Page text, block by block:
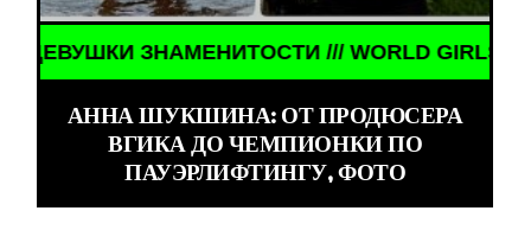
ЗНАМЕНИТОСТИ /// WORLD GIRLS ///
АННА ШУКШИНА: ОТ ПРОДЮСЕРА
ВГИКА ДО ЧЕМПИОНКИ ПО
ПАУЭРЛИФТИНГУ, ФОТО